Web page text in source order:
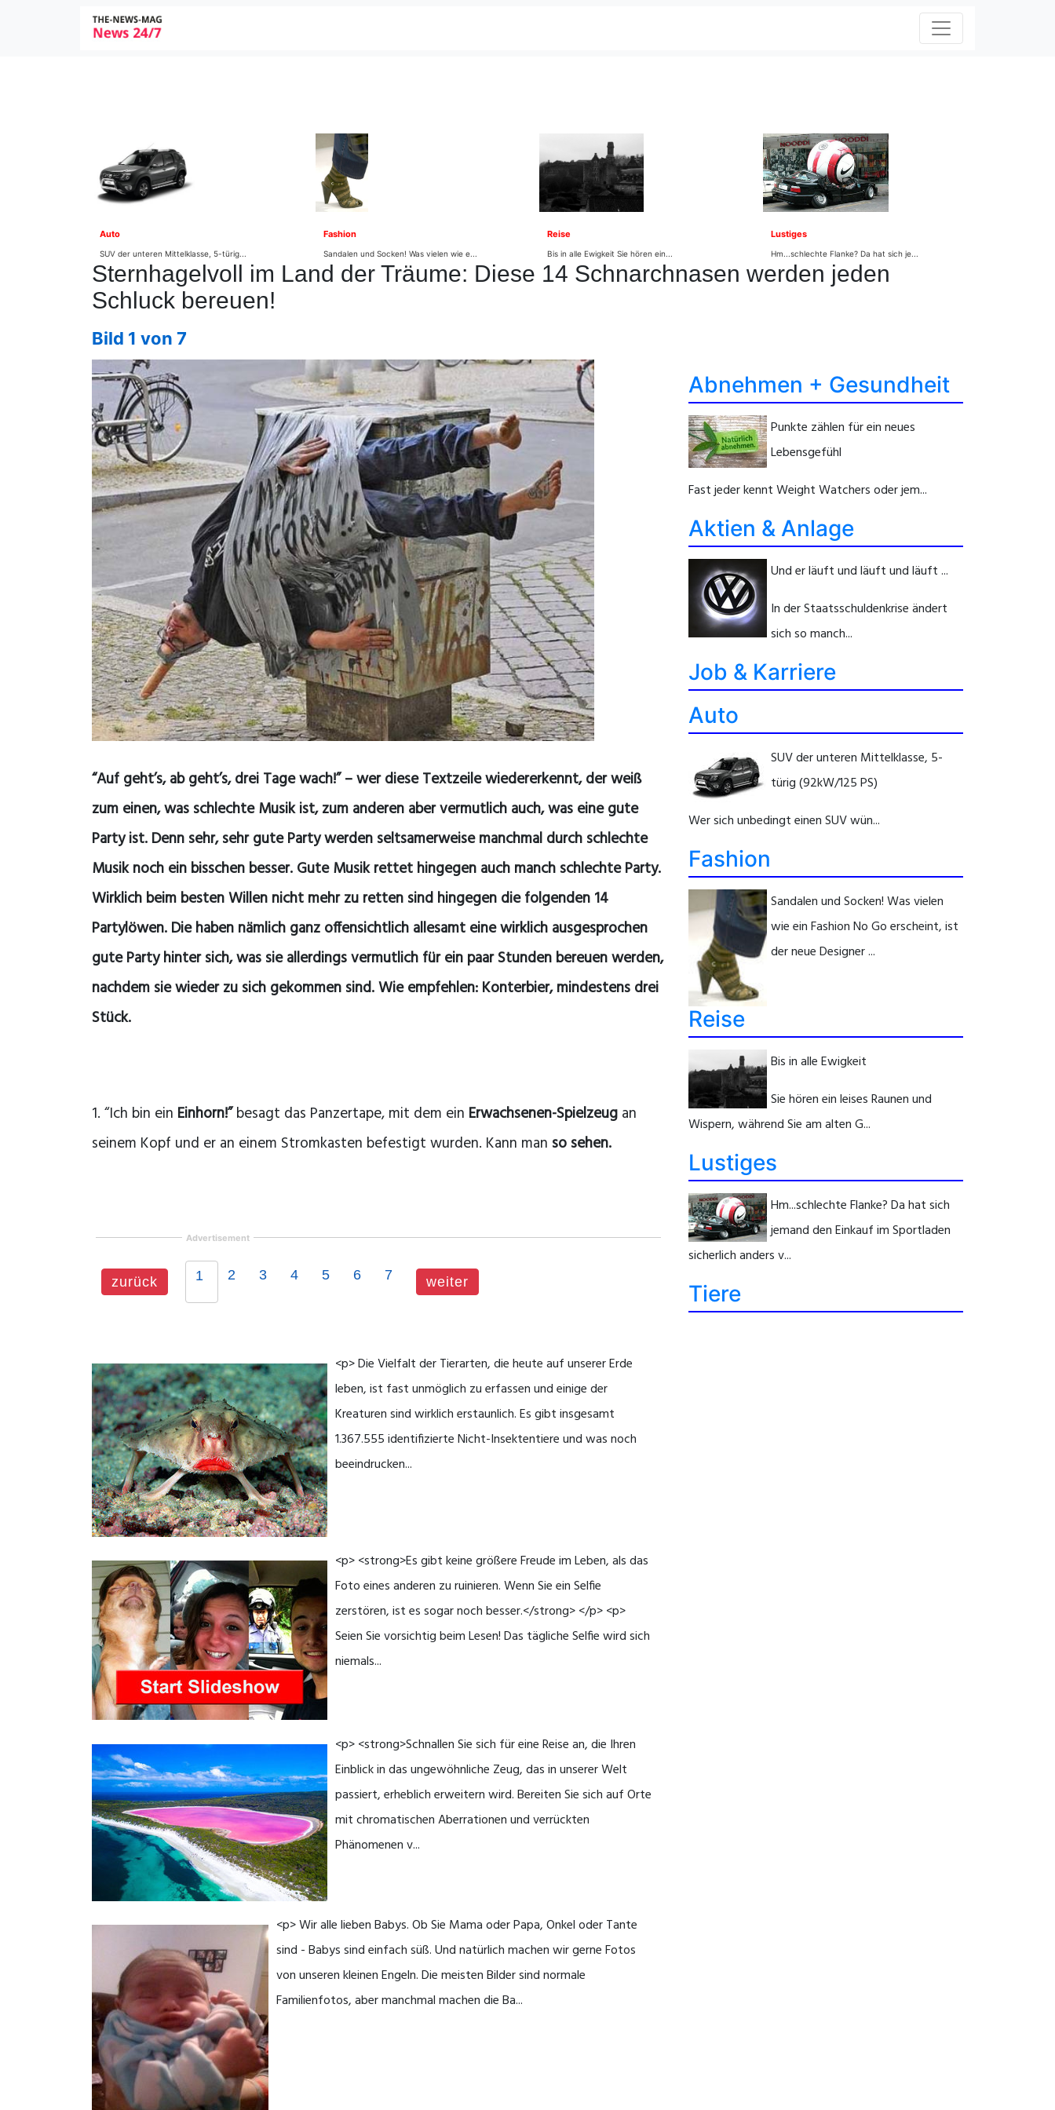
Auto
SUV der unteren Mittelklasse, 5-türig...
Fashion
Sandalen und Socken! Was vielen wie e...
Reise
Bis in alle Ewigkeit Sie hören ein...
Lustiges
Hm...schlechte Flanke? Da hat sich je...
Sternhagelvoll im Land der Träume: Diese 14 Schnarchnasen werden jeden
Schluck bereuen!
Bild 1 von 7
“Auf geht’s, ab geht’s, drei Tage wach!” – wer diese Textzeile wiedererkennt, der weiß
zum einen, was schlechte Musik ist, zum anderen aber vermutlich auch, was eine gute
Party ist. Denn sehr, sehr gute Party werden seltsamerweise manchmal durch schlechte
Musik noch ein bisschen besser. Gute Musik rettet hingegen auch manch schlechte Party.
Wirklich beim besten Willen nicht mehr zu retten sind hingegen die folgenden 14
Partylöwen. Die haben nämlich ganz offensichtlich allesamt eine wirklich ausgesprochen
gute Party hinter sich, was sie allerdings vermutlich für ein paar Stunden bereuen werden,
nachdem sie wieder zu sich gekommen sind. Wie empfehlen: Konterbier, mindestens drei
Stück.
1. “Ich bin ein Einhorn!”besagt das Panzertape, mit dem ein Erwachsenen-Spielzeug an
seinem Kopf und er an einem Stromkasten befestigt wurden. Kann man so sehen.
Advertisement
zurück 1 2 3 4 5 6 7 weiter
<p> Die Vielfalt der Tierarten, die heute auf unserer Erde
leben, ist fast unmöglich zu erfassen und einige der
Kreaturen sind wirklich erstaunlich. Es gibt insgesamt
1.367.555 identifizierte Nicht-Insektentiere und was noch
beeindrucken...
<p> <strong>Es gibt keine größere Freude im Leben, als das
Foto eines anderen zu ruinieren. Wenn Sie ein Selfie
zerstören, ist es sogar noch besser.</strong> </p> <p>
Seien Sie vorsichtig beim Lesen! Das tägliche Selfie wird sich
niemals...
<p> <strong>Schnallen Sie sich für eine Reise an, die Ihren
Einblick in das ungewöhnliche Zeug, das in unserer Welt
passiert, erheblich erweitern wird. Bereiten Sie sich auf Orte
mit chromatischen Aberrationen und verrückten
Phänomenen v...
<p> Wir alle lieben Babys. Ob Sie Mama oder Papa, Onkel oder Tante
sind - Babys sind einfach süß. Und natürlich machen wir gerne Fotos
von unseren kleinen Engeln. Die meisten Bilder sind normale
Familienfotos, aber manchmal machen die Ba...
Abnehmen + Gesundheit
Punkte zählen für ein neues
Lebensgefühl
Fast jeder kennt Weight Watchers oder jem...
Aktien & Anlage
Und er läuft und läuft und läuft ...
In der Staatsschuldenkrise ändert
sich so manch...
Job & Karriere
Auto
SUV der unteren Mittelklasse, 5-
türig (92kW/125 PS)
Wer sich unbedingt einen SUV wün...
Fashion
Sandalen und Socken! Was vielen
wie ein Fashion No Go erscheint, ist
der neue Designer ...
Reise
Bis in alle Ewigkeit
Sie hören ein leises Raunen und
Wispern, während Sie am alten G...
Lustiges
Hm...schlechte Flanke? Da hat sich
jemand den Einkauf im Sportladen
sicherlich anders v...
Tiere